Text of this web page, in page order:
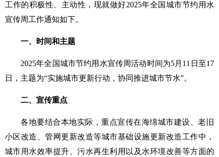
工作的积极性、主动性，现就做好2025年全国城市节约用水
宣传周工作通知如下。
一、时间和主题
2025年全国城市节约用水宣传周活动时间为5月11日至17
日，主题为“实施城市更新行动，协同推进城市节水”。
二、宣传重点
各地要结合本地实际，重点宣传在海绵城市建设、老旧
小区改造、管网更新改造等城市基础设施更新改造工作中，
城市用水效率提升、污水再生利用以及水环境改善等方面的